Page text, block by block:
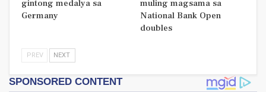
gintong medalya sa
Germany
muling magsama sa
National Bank Open
doubles
PREV NEXT